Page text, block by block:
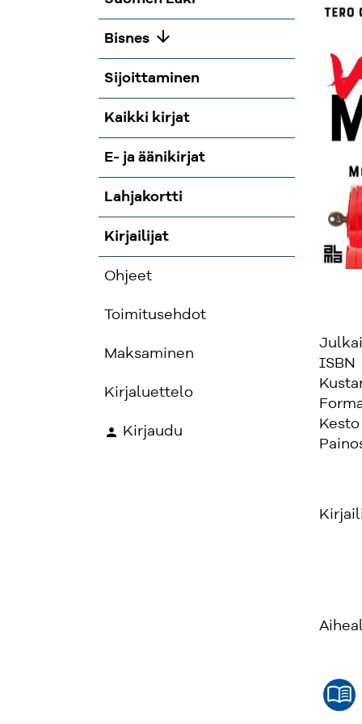
Bisnes arrow_downward
Sijoittaminen
Kaikki kirjat
E- ja äänikirjat
Lahjakortti
Kirjailijat
Ohjeet
Toimitusehdot
Maksaminen
Kirjaluettelo
Kirjaudu
ISBN
Kesto